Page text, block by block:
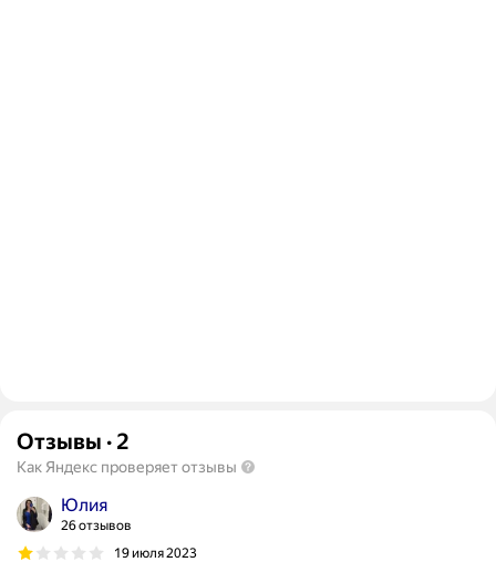
Отзывы · 2
Как Яндекс проверяет отзывы
Юлия
26 отзывов
19 июля 2023